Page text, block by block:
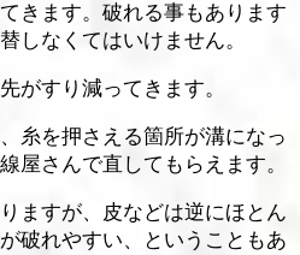
きます。破れる事もあります
しなくてはいけません。
がすり減ってきます。
糸を押さえる箇所が溝になっ
屋さんで直してもらえます。
ますが、皮などは逆にほとん
破れやすい、ということもあ